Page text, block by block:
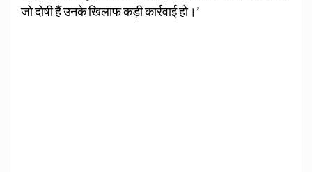
जो दोषी हैं उनके खिलाफ कड़ी कार्रवाई हो।’